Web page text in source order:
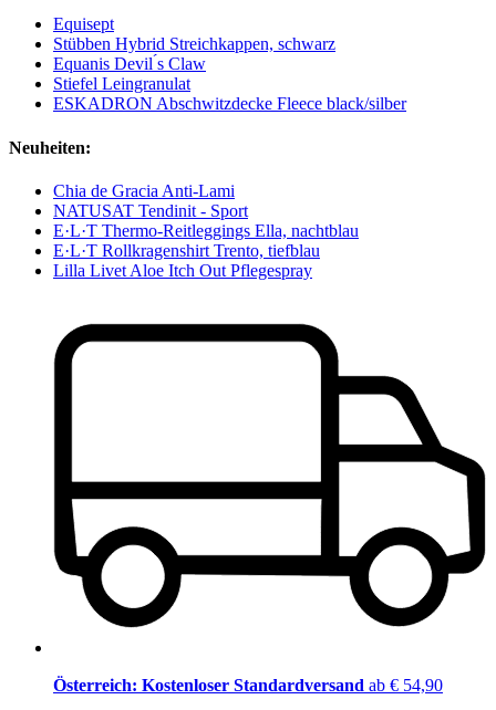
Equisept
Stübben Hybrid Streichkappen, schwarz
Equanis Devil ́s Claw
Stiefel Leingranulat
ESKADRON Abschwitzdecke Fleece black/silber
Neuheiten:
Chia de Gracia Anti-Lami
NATUSAT Tendinit - Sport
E·L·T Thermo-Reitleggings Ella, nachtblau
E·L·T Rollkragenshirt Trento, tiefblau
Lilla Livet Aloe Itch Out Pflegespray
Österreich: Kostenloser Standardversand ab € 54,90